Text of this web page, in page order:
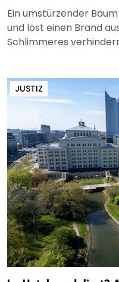
Ein umstürzender
und löst einen Brand
Schlimmeres
JUSTIZ